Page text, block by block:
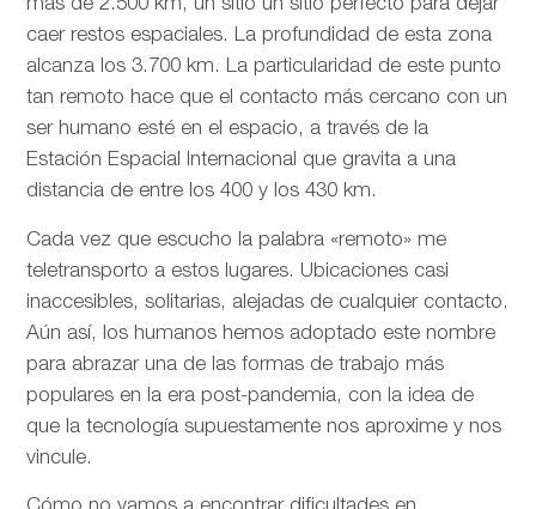
más de 2.500 km, un sitio un sitio perfecto para dejar
caer restos espaciales. La profundidad de esta zona
alcanza los 3.700 km. La particularidad de este punto
tan remoto hace que el contacto más cercano con un
ser humano esté en el espacio, a través de la
Estación Espacial Internacional que gravita a una
distancia de entre los 400 y los 430 km.
Cada vez que escucho la palabra «remoto» me
teletransporto a estos lugares. Ubicaciones casi
inaccesibles, solitarias, alejadas de cualquier contacto.
Aún así, los humanos hemos adoptado este nombre
para abrazar una de las formas de trabajo más
populares en la era post-pandemia, con la idea de
que la tecnología supuestamente nos aproxime y nos
vincule.